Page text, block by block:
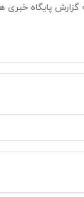
گزارش پایگاه